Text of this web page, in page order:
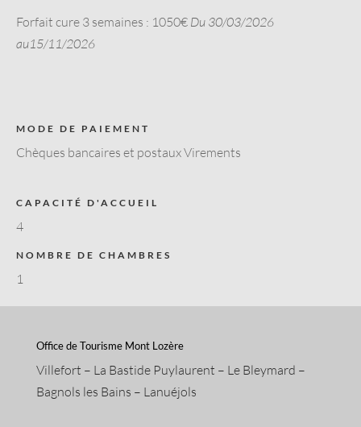
Forfait cure 3 semaines : 1050€ Du 30/03/2026
au15/11/2026
MODE DE PAIEMENT
Chèques bancaires et postaux Virements
CAPACITÉ D'ACCUEIL
4
NOMBRE DE CHAMBRES
1
Office de Tourisme Mont Lozère
Villefort – La Bastide Puylaurent – Le Bleymard –
Bagnols les Bains – Lanuéjols